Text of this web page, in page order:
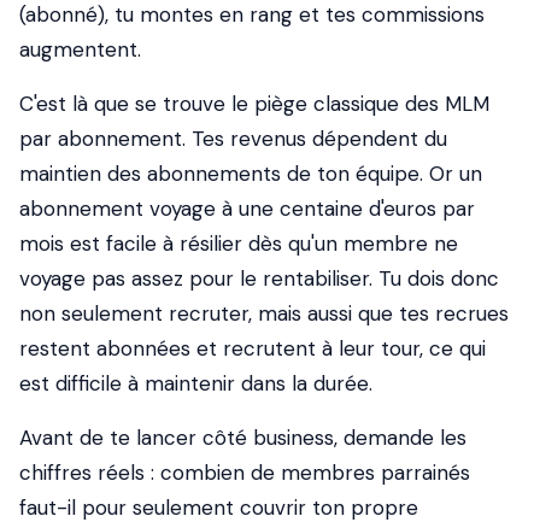
(abonné), tu montes en rang et tes commissions
augmentent.
C'est là que se trouve le piège classique des MLM
par abonnement. Tes revenus dépendent du
maintien des abonnements de ton équipe. Or un
abonnement voyage à une centaine d'euros par
mois est facile à résilier dès qu'un membre ne
voyage pas assez pour le rentabiliser. Tu dois donc
non seulement recruter, mais aussi que tes recrues
restent abonnées et recrutent à leur tour, ce qui
est difficile à maintenir dans la durée.
Avant de te lancer côté business, demande les
chiffres réels : combien de membres parrainés
faut-il pour seulement couvrir ton propre